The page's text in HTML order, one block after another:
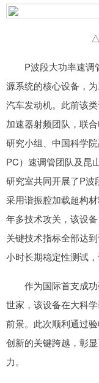
P波段大功率速调
源系统的核心设备，
汽车发动机。此前该
加速器射频团队，联
研究小组、中国科学
PC）速调管团队及昆
研究室共同开展了P波
采用谐振腔加载超构
年多技术攻关，该设
关键技术指标全部达
小时长期稳定性测试，
作为国际首支成功
世家，该设备在大科
前景。此次顺利通过
创新的关键跨越，彰
力。